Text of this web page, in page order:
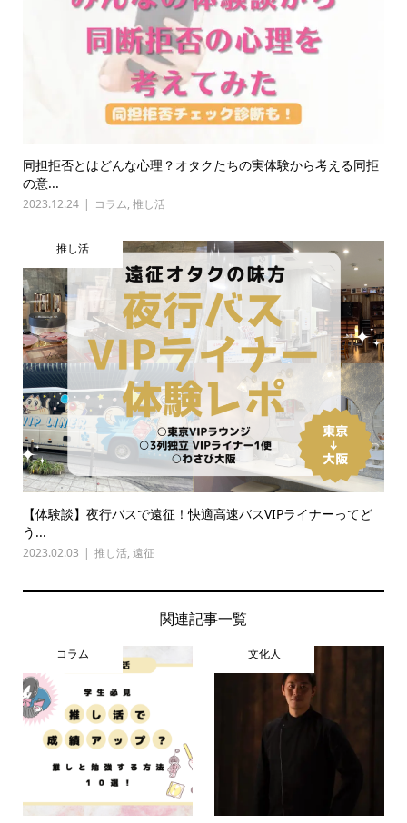
同担拒否とはどんな心理？オタクたちの実体験から考える同拒
の意...
2023.12.24 コラム, 推し活
推し活
【体験談】夜行バスで遠征！快適高速バスVIPライナーってど
う...
2023.02.03 推し活, 遠征
関連記事一覧
コラム 文化人